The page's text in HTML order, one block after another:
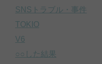
SNSトラブル・事件
TOKIO
V6
○○した結果